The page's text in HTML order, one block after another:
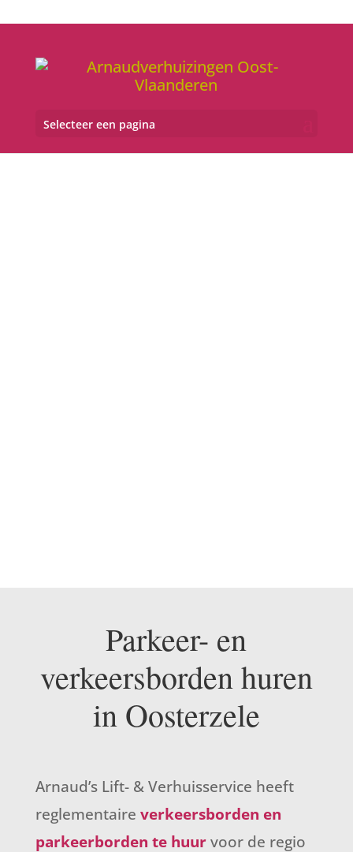
Selecteer een pagina
Parkeer- en
verkeersborden huren
in Oosterzele
Arnaud’s Lift- & Verhuisservice heeft
reglementaire verkeersborden en
parkeerborden te huurvoor de regio